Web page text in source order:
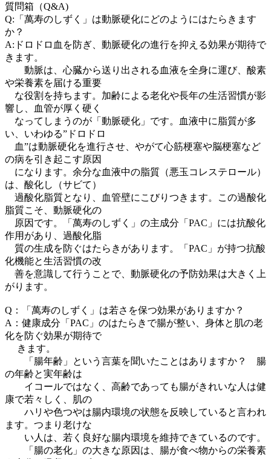
質問箱（Q&A)
Q:「萬寿のしずく」は動脈硬化にどのようにはたらきます
か？
A:ドロドロ血を防ぎ、動脈硬化の進行を抑える効果が期待で
きます。
動脈は、心臓から送り出される血液を全身に運び、酸素
や栄養素を届ける重要
な役割を持ちます。加齢による老化や長年の生活習慣が影
響し、血管が厚く硬く
なってしまうのが「動脈硬化」です。血液中に脂質が多
い、いわゆる”ドロドロ
血”は動脈硬化を進行させ、やがて心筋梗塞や脳梗塞など
の病を引き起こす原因
になります。余分な血液中の脂質（悪玉コレステロール）
は、酸化し（サビて）
過酸化脂質となり、血管壁にこびりつきます。この過酸化
脂質こそ、動脈硬化の
原因です。「萬寿のしずく」の主成分「PAC」には抗酸化
作用があり、過酸化脂
質の生成を防ぐはたらきがあります。「PAC」が持つ抗酸
化機能と生活習慣の改
善を意識して行うことで、動脈硬化の予防効果は大きく上
がります。
Q：「萬寿のしずく」は若さを保つ効果がありますか？
A：健康成分「PAC」のはたらきで腸が整い、身体と肌の老
化を防ぐ効果が期待で
きます。
「腸年齢」という言葉を聞いたことはありますか？ 腸
の年齢と実年齢は
イコールではなく、高齢であっても腸がきれいな人は健
康で若々しく、肌の
ハリや色つやは腸内環境の状態を反映していると言われ
ます。つまり老けな
い人は、若く良好な腸内環境を維持できているのです。
「腸の老化」の大きな原因は、腸が食べ物からの栄養素